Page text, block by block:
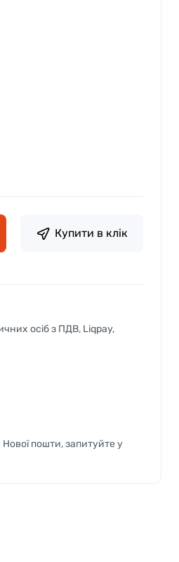
Купити в клік
осіб з ПДВ, Liqpay,
пошти, запитуйте у